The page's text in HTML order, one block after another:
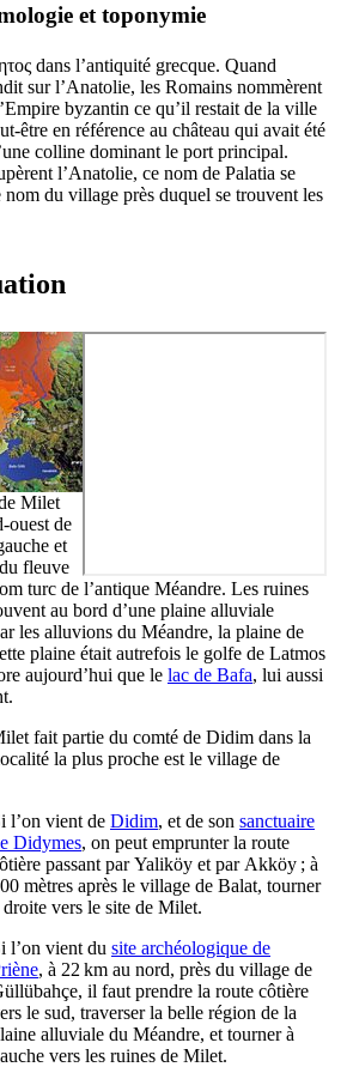
et toponymie
dans l’antiquité grecque. Quand
sur l’Anatolie, les Romains nommèrent
byzantin ce qu’il restait de la ville
être en référence au château qui avait été
colline dominant le port principal.
l’Anatolie, ce nom de Palatia se
nom du village près duquel se trouvent les
Milet
ouest de
et
fleuve
turc de l’antique Méandre. Les ruines
au bord d’une plaine alluviale
les alluvions du Méandre, la plaine de
plaine était autrefois le golfe de Latmos
aujourd’hui que le lac de Bafa, lui aussi
fait partie du comté de Didim dans la
la plus proche est le village de
l’on vient de Didim, et de son sanctuaire
Didymes, on peut emprunter la route
passant parYaliköy et par Akköy ; à
mètres après le village de Balat, tourner
droite vers le site de Milet.
l’on vient du site archéologique de
, à 22 km au nord, près du village de
, il faut prendre la route côtière
le sud, traverser la belle région de la
alluviale du Méandre, et tourner à
vers les ruines de Milet.